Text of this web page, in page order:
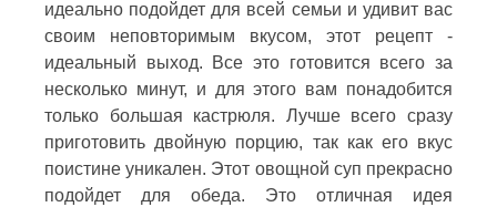
идеально подойдет для всей семьи и удивит вас
своим неповторимым вкусом, этот рецепт -
идеальный выход. Все это готовится всего за
несколько минут, и для этого вам понадобится
только большая кастрюля. Лучше всего сразу
приготовить двойную порцию, так как его вкус
поистине уникален. Этот овощной суп прекрасно
подойдет для обеда. Это отличная идея